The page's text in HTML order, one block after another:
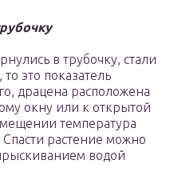
в трубочку, стали
это показатель
драцена расположена
окну или к открытой
температура
растение можно
водой